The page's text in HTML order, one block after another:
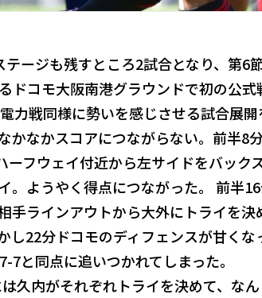
ージも残すところ2試合となり、第6
ドコモ大阪南港グラウンドで初の公式
力戦同様に勢いを感じさせる試合展
かなかスコアにつながらない。前半8
ーフウェイ付近から左サイドをバック
。ようやく得点につながった。 前半
手ラインアウトから大外にトライを決
し22分ドコモのディフェンスが甘く
と同点に追いつかれてしまった。
久内がそれぞれトライを決めて、なん